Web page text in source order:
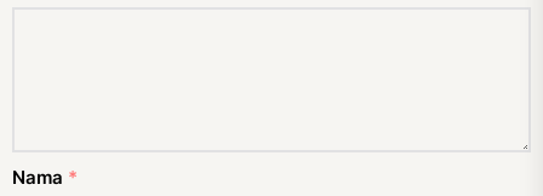
Nama *